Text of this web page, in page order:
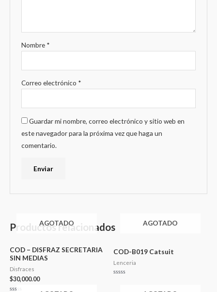
Nombre *
Correo electrónico *
Guardar mi nombre, correo electrónico y sitio web en
este navegador para la próxima vez que haga un
comentario.
Productos relacionados
AGOTADO
COD – DISFRAZ SECRETARIA
SIN MEDIAS
Disfraces
$30,000.00
AGOTADO
COD-B019 Catsuit
Lenceria